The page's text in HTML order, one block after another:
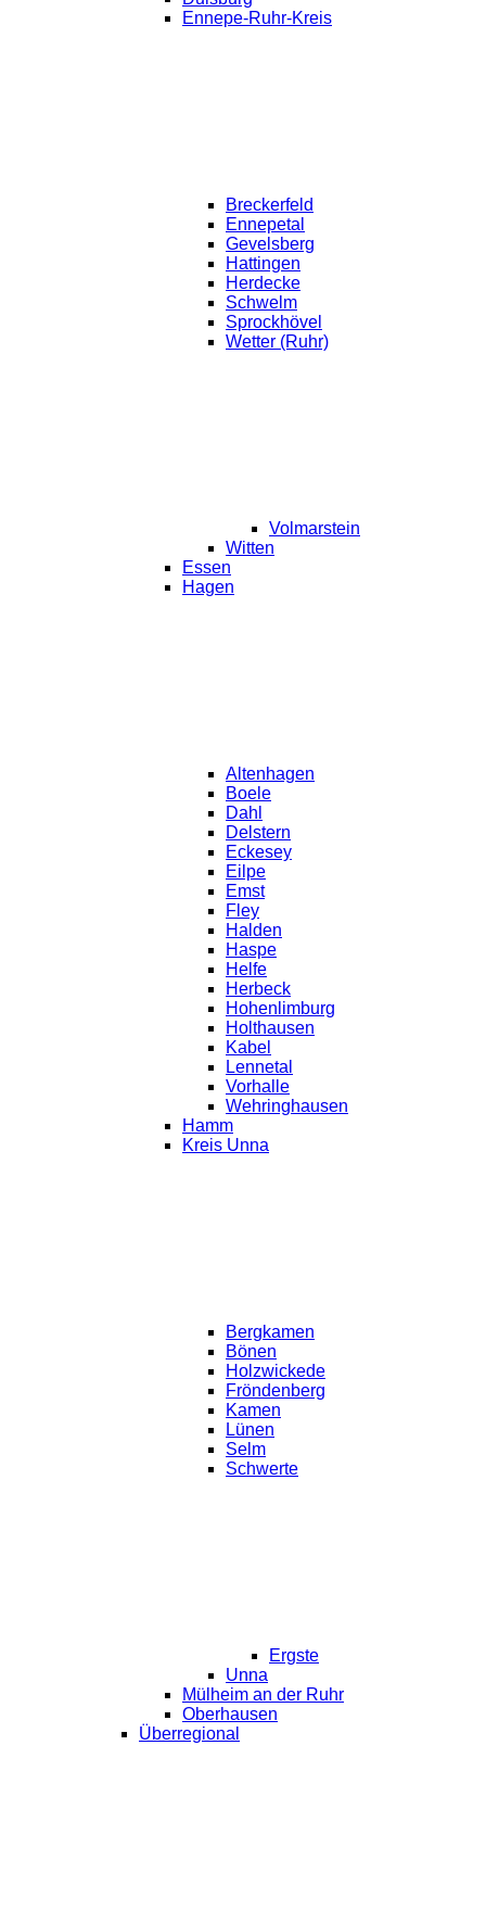
Ennepe-Ruhr-Kreis
Breckerfeld
Ennepetal
Gevelsberg
Hattingen
Herdecke
Schwelm
Sprockhövel
Wetter (Ruhr)
Volmarstein
Witten
Essen
Hagen
Altenhagen
Boele
Dahl
Delstern
Eckesey
Eilpe
Emst
Fley
Halden
Haspe
Helfe
Herbeck
Hohenlimburg
Holthausen
Kabel
Lennetal
Vorhalle
Wehringhausen
Hamm
Kreis Unna
Bergkamen
Bönen
Holzwickede
Fröndenberg
Kamen
Lünen
Selm
Schwerte
Ergste
Unna
Mülheim an der Ruhr
Oberhausen
Überregional